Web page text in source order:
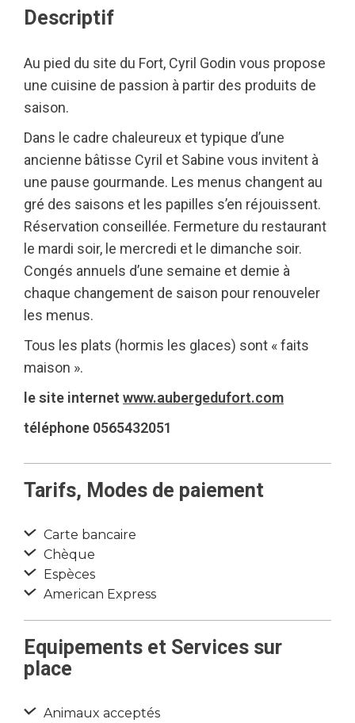
Descriptif
Au pied du site du Fort, Cyril Godin vous propose
une cuisine de passion à partir des produits de
saison.
Dans le cadre chaleureux et typique d’une
ancienne bâtisse Cyril et Sabine vous invitent à
une pause gourmande. Les menus changent au
gré des saisons et les papilles s’en réjouissent.
Réservation conseillée. Fermeture du restaurant
le mardi soir, le mercredi et le dimanche soir.
Congés annuels d’une semaine et demie à
chaque changement de saison pour renouveler
les menus.
Tous les plats (hormis les glaces) sont « faits
maison ».
le site internet www.aubergedufort.com
téléphone 0565432051
Tarifs, Modes de paiement
Carte bancaire
Chèque
Espèces
American Express
Equipements et Services sur
place
Animaux acceptés